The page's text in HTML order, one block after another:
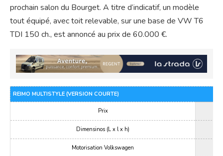
prochain salon du Bourget. A titre d’indicatif, un modèle
tout équipé, avec toit relevable, sur une base de VW T6
TDI 150 ch., est annoncé au prix de 60.000 €.
REIMO MULTISTYLE (VERSION COURTE)
Prix
Dimensinos (L x l x h)
Motorisation Volkswagen